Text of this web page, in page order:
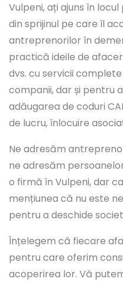
Vulpeni, ați ajuns în
din sprijinul pe care îl
antreprenorilor în
practică ideile de
dvs. cu servicii
companii, dar și pentru
adăugarea de coduri
de lucru, înlocuire
Ne adresăm
ne adresăm
o firmă în Vulpeni, dar
mențiunea că nu este
pentru a deschide
Înțelegem că fiecare
pentru care oferim
acoperirea lor. Vă